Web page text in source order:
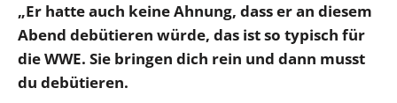
„Er hatte auch keine Ahnung, dass er an diesem
Abend debütieren würde, das ist so typisch für
die WWE. Sie bringen dich rein und dann musst
du debütieren.